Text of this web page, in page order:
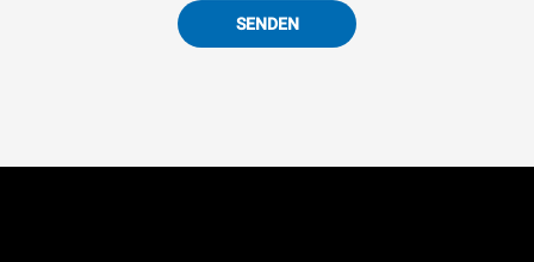
SENDEN